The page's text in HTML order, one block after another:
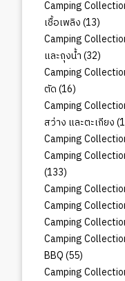
Camping
เชื้อเพลิง 1313
สินค้า
Camping
และถุงน้ำ 3232
สินค้า
Camping
ตัด 1616
สินค้า
Camping
สว่าง และตะเกียง
Camping
Camping
133133
สินค้า
Camping
Camping
Camping
Camping
BBQ 5555
สินค้า
Camping